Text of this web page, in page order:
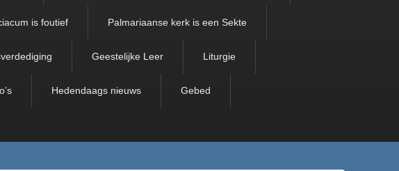
is foutief Palmariaanse kerk is een Sekte
Geestelijke Leer Liturgie
Hedendaags nieuws Gebed